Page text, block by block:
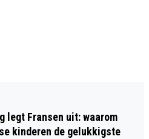
legt Fransen uit: waarom
kinderen de gelukkigste